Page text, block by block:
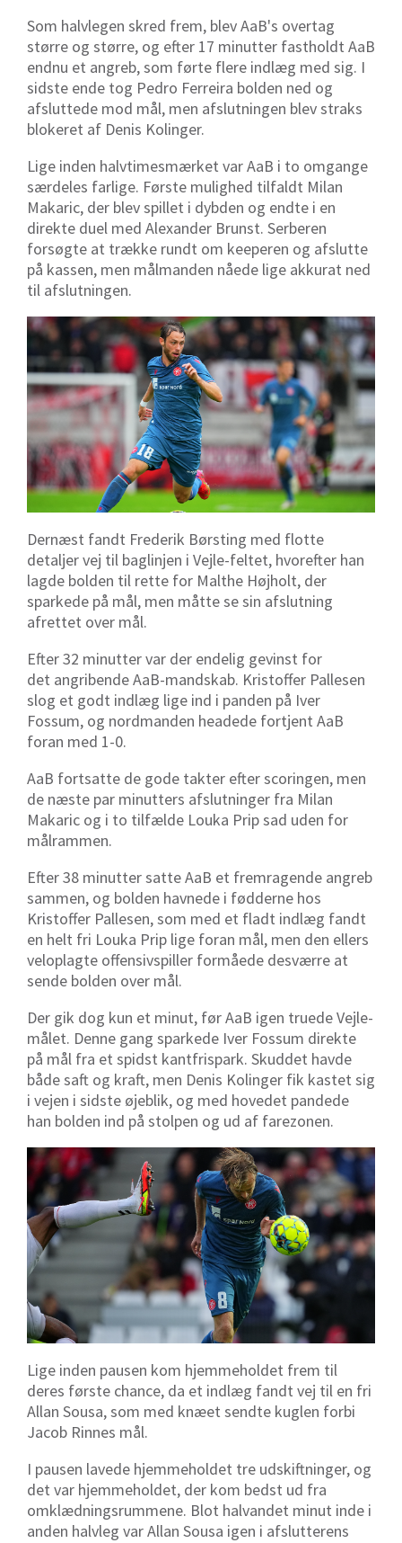
Som halvlegen skred frem, blev AaB's overtag
større og større, og efter 17 minutter fastholdt AaB
endnu et angreb, som førte flere indlæg med sig. I
sidste ende tog Pedro Ferreira bolden ned og
afsluttede mod mål, men afslutningen blev straks
blokeret af Denis Kolinger.
Lige inden halvtimesmærket var AaB i to omgange
særdeles farlige. Første mulighed tilfaldt Milan
Makaric, der blev spillet i dybden og endte i en
direkte duel med Alexander Brunst. Serberen
forsøgte at trække rundt om keeperen og afslutte
på kassen, men målmanden nåede lige akkurat ned
til afslutningen.
Dernæst fandt Frederik Børsting med flotte
detaljer vej til baglinjen i Vejle-feltet, hvorefter han
lagde bolden til rette for Malthe Højholt, der
sparkede på mål, men måtte se sin afslutning
afrettet over mål.
Efter 32 minutter var der endelig gevinst for
det angribende AaB-mandskab. Kristoffer Pallesen
slog et godt indlæg lige ind i panden på Iver
Fossum, og nordmanden headede fortjent AaB
foran med 1-0.
AaB fortsatte de gode takter efter scoringen, men
de næste par minutters afslutninger fra Milan
Makaric og i to tilfælde Louka Prip sad uden for
målrammen.
Efter 38 minutter satte AaB et fremragende angreb
sammen, og bolden havnede i fødderne hos
Kristoffer Pallesen, som med et fladt indlæg fandt
en helt fri Louka Prip lige foran mål, men den ellers
veloplagte offensivspiller formåede desværre at
sende bolden over mål.
Der gik dog kun et minut, før AaB igen truede Vejle-
målet. Denne gang sparkede Iver Fossum direkte
på mål fra et spidst kantfrispark. Skuddet havde
både saft og kraft, men Denis Kolinger fik kastet sig
i vejen i sidste øjeblik, og med hovedet pandede
han bolden ind på stolpen og ud af farezonen.
Lige inden pausen kom hjemmeholdet frem til
deres første chance, da et indlæg fandt vej til en fri
Allan Sousa, som med knæet sendte kuglen forbi
Jacob Rinnes mål.
I pausen lavede hjemmeholdet tre udskiftninger, og
det var hjemmeholdet, der kom bedst ud fra
omklædningsrummene. Blot halvandet minut inde i
anden halvleg var Allan Sousa igen i afslutterens